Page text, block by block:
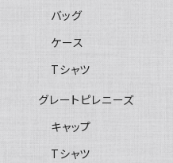
バッグ
ケース
Tシャツ
グレートピレニーズ
キャップ
Tシャツ